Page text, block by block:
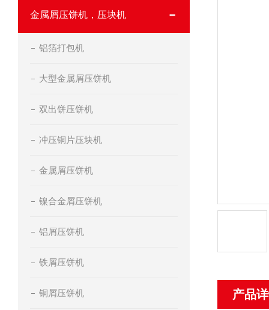
金属屑压饼机，压块机
铝箔打包机
大型金属屑压饼机
双出饼压饼机
冲压铜片压块机
金属屑压饼机
镍合金屑压饼机
铝屑压饼机
铁屑压饼机
铜屑压饼机 产品